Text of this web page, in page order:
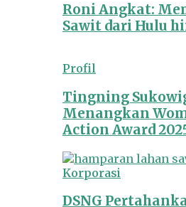
Roni Angkat:
Sawit dari Hulu
Profil
Tingning
Menangkan
Action Award
Korporasi
DSNG